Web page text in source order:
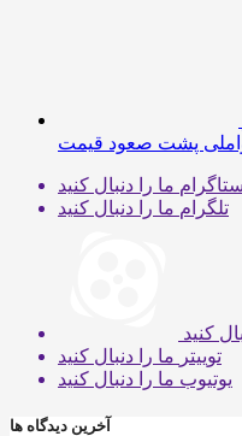
ما را دنبال کنید
تلگرام ما را دنبال کنید
کنید
توییتر ما را دنبال کنید
یوتیوب ما را دنبال کنید
آخرین دیدگاه ها